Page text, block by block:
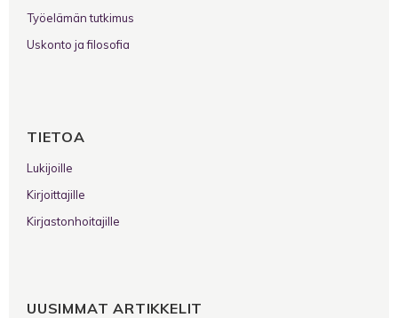
Työelämän tutkimus
Uskonto ja filosofia
TIETOA
Lukijoille
Kirjoittajille
Kirjastonhoitajille
UUSIMMAT ARTIKKELIT